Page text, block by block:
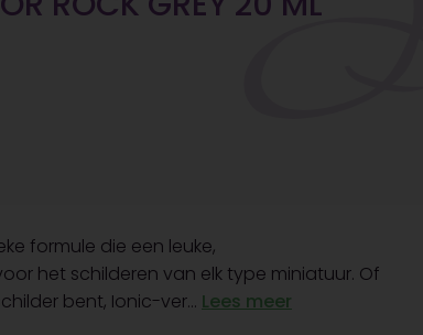
formule die een leuke,
het schilderen van elk type miniatuur. Of
bent, Ionic-ver... Lees meer